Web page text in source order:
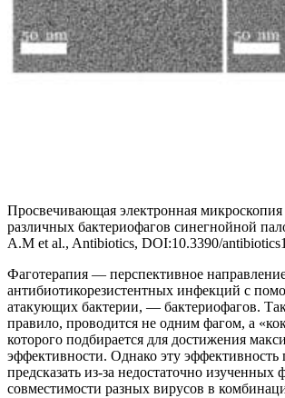
Просвечивающая электронная
различных бактериофагов синегнойной
A.M et al., Antibiotics, DOI:10.3390/
Фаготерапия — перспективное
антибиотикорезистентных инфекций с
атакующих бактерии, — бактериофагов.
правило, проводится не одним фагом, а
которого подбирается для достижения
эффективности. Однако эту эффективность
предсказать из-за недостаточно изученных
совместимости разных вирусов в